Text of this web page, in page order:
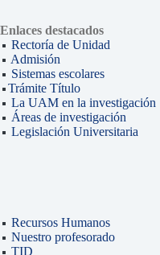
Enlaces destacados
Rectoría de Unidad
Admisión
Sistemas escolares
Trámite Título
La UAM en la investigación
Áreas de investigación
Legislación Universitaria
Recursos Humanos
Nuestro profesorado
TID